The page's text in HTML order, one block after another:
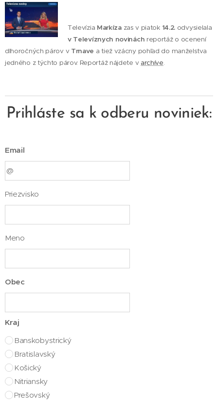
Televízia Markíza zas v piatok14.2. odvysielala
v Televíznych novinách reportáž o ocenení
dlhoročných párov v Trnave a tiež vzácny pohľad do manželstva
jedného z týchto párov. Reportáž nájdete v archíve.
Prihláste sa k odberu noviniek:
Email
Priezvisko
Meno
Obec
Kraj
Banskobystrický
Bratislavský
Košický
Nitriansky
Prešovský